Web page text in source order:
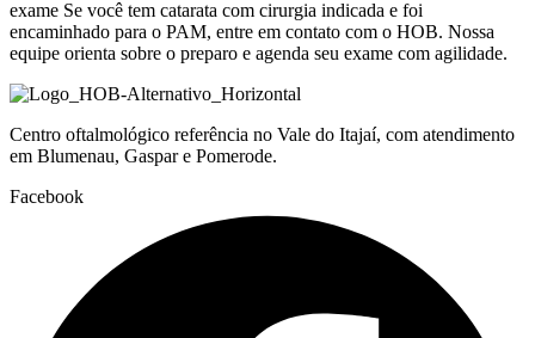
exame Se você tem catarata com cirurgia indicada e foi
encaminhado para o PAM, entre em contato com o HOB. Nossa
equipe orienta sobre o preparo e agenda seu exame com agilidade.
Centro oftalmológico referência no Vale do Itajaí, com atendimento
em Blumenau, Gaspar e Pomerode.
Facebook